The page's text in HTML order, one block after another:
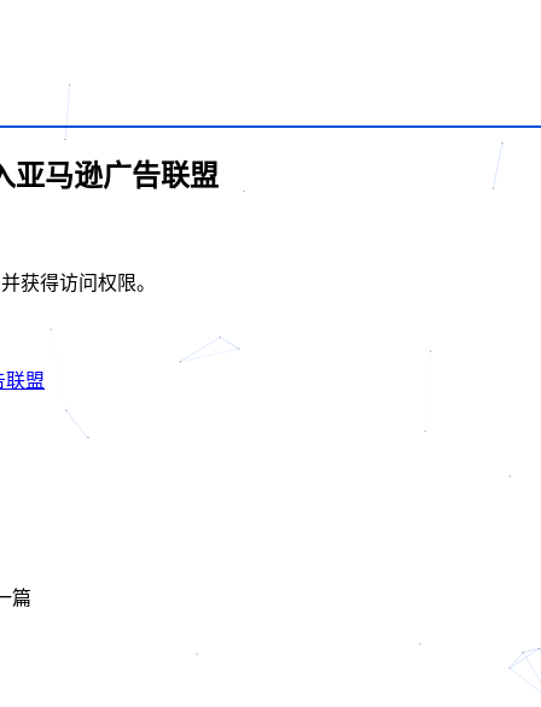
亚马逊广告联盟
获得访问权限。
联盟
篇